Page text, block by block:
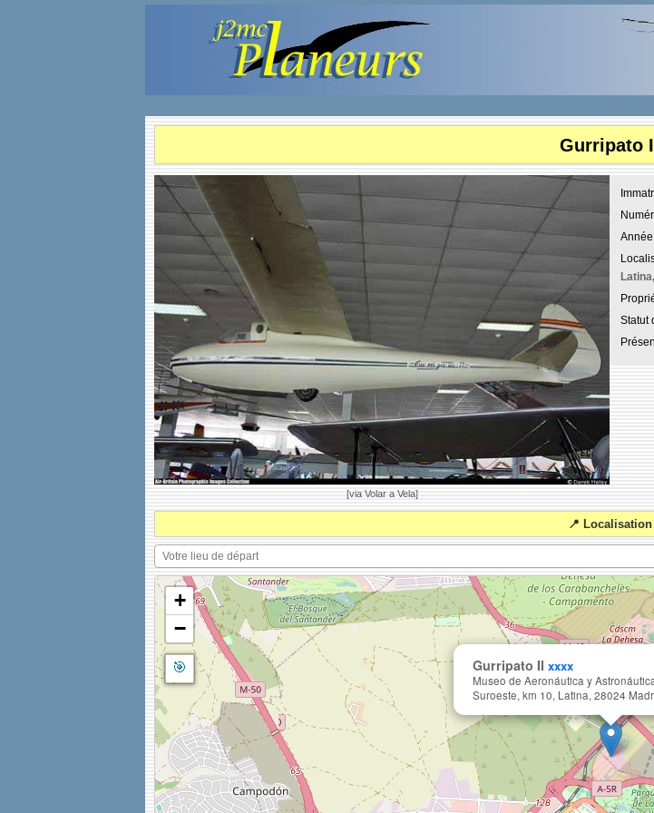
Gurripato
[via Volar a Vela]
Statut
📍 Localisation
Gurripato II xxxx
Museo de Aeronáutica y
Suroeste, km 10, Latina, 28024
+
−
🎯